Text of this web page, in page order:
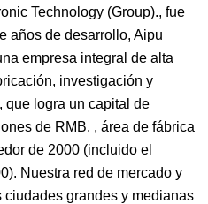
Technology (Group)., fue
años de desarrollo, Aipu
empresa integral de alta
investigación y
que logra un capital de
de RMB. , área de fábrica
de 2000 (incluido el
Nuestra red de mercado y
grandes y medianas